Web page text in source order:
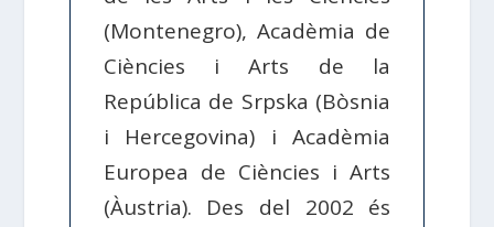
(Montenegro), Acadèmia de
Ciències i Arts de la
República de Srpska (Bòsnia
i Hercegovina) i Acadèmia
Europea de Ciències i Arts
(Àustria). Des del 2002 és